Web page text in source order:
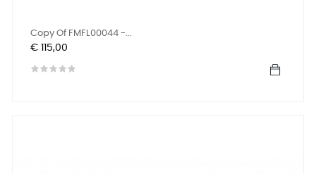
Copy Of FMFL00044 -...
Prijs
€ 115,00